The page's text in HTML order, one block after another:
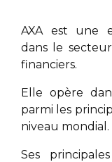
AXA est une
dans le
financiers.
Elle opère
parmi les
niveau mondial.
Ses